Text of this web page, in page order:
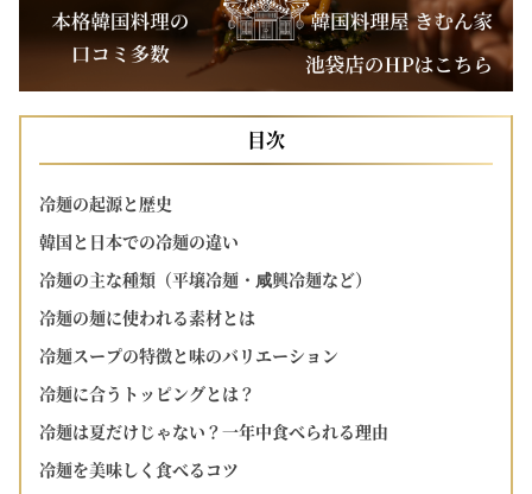
目次
冷麺の起源と歴史
韓国と日本での冷麺の違い
冷麺の主な種類（平壌冷麺・咸興冷麺など）
冷麺の麺に使われる素材とは
冷麺スープの特徴と味のバリエーション
冷麺に合うトッピングとは？
冷麺は夏だけじゃない？一年中食べられる理由
冷麺を美味しく食べるコツ